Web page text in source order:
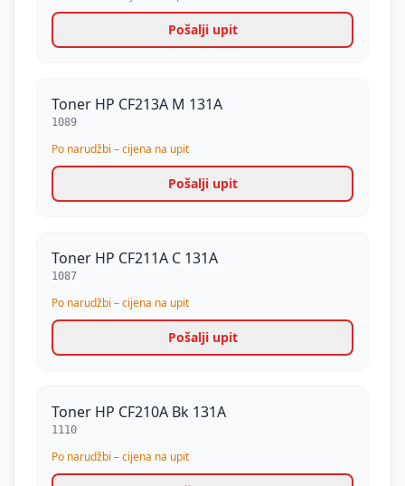
Pošalji upit
Toner HP CF213A M 131A
1089
Po narudžbi – cijena na upit
Pošalji upit
Toner HP CF211A C 131A
1087
Po narudžbi – cijena na upit
Pošalji upit
Toner HP CF210A Bk 131A
1110
Po narudžbi – cijena na upit